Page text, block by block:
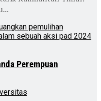
Perempuan